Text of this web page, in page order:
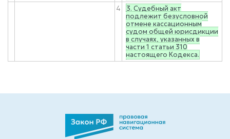
4
3. Судебный акт
подлежит безусловной
отмене кассационным
судом общей юрисдикции
в случаях, указанных в
части 1 статьи 310
настоящего Кодекса.